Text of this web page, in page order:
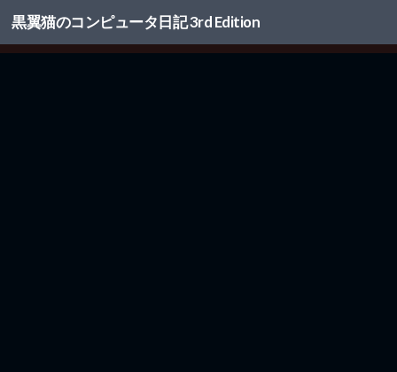
コンテンツへスキップ
黒翼猫のコンピュータ日記 3rd Edition